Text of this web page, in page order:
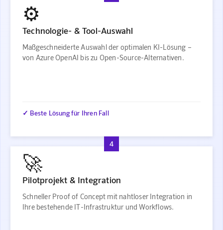
⚙️
Technologie- & Tool-Auswahl
Maßgeschneiderte Auswahl der optimalen KI-Lösung –
von Azure OpenAI bis zu Open-Source-Alternativen.
✓ Beste Lösung für Ihren Fall
4
🚀
Pilotprojekt & Integration
Schneller Proof of Concept mit nahtloser Integration in
Ihre bestehende IT-Infrastruktur und Workflows.